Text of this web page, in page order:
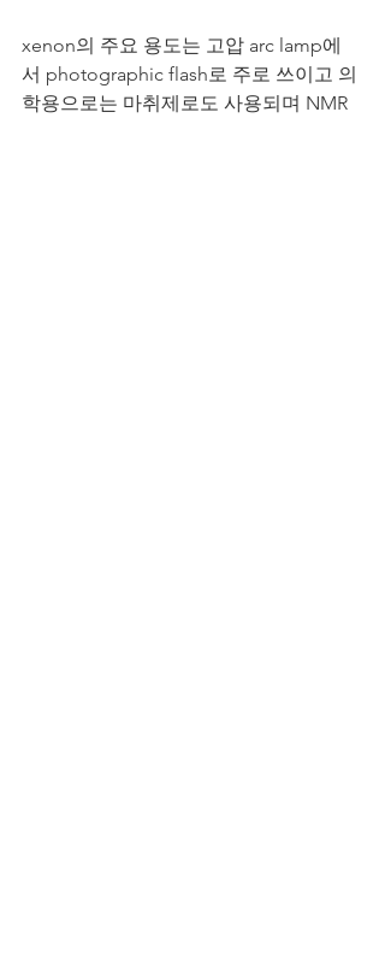
xenon의 주요 용도는 고압 arc lamp에
서 photographic flash로 주로 쓰이고 의
학용으로는 마취제로도 사용되며 NMR